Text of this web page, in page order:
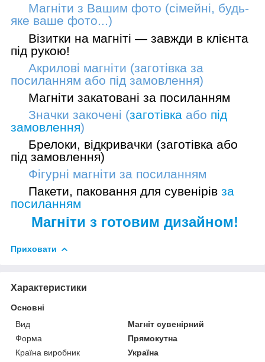
Магніти з Вашим фото (сімейні, будь-
яке ваше фото...)
Візитки на магніті — завжди в клієнта
під рукою!
Акрилові магніти (заготівка за
посиланням або під замовлення)
Магніти закатовані за посиланням
Значки закочені (заготівка або під
замовлення)
Брелоки, відкривачки (заготівка або
під замовлення)
Фігурні магніти за посиланням
Пакети, паковання для сувенірів за
посиланням
Магніти з готовим дизайном!
Приховати
Характеристики
Основні
Вид
Магніт сувенірний
Форма
Прямокутна
Країна виробник
Україна